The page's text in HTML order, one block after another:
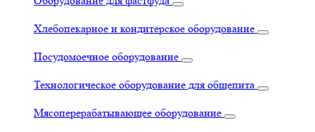
Хлебопекарное и кондитерское оборудование
Посудомоечное оборудование
Технологическое оборудование для общепита
Мясоперерабатывающее оборудование